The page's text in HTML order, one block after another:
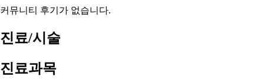
커뮤니티 후기가 없습니다.
진료/시술
진료과목